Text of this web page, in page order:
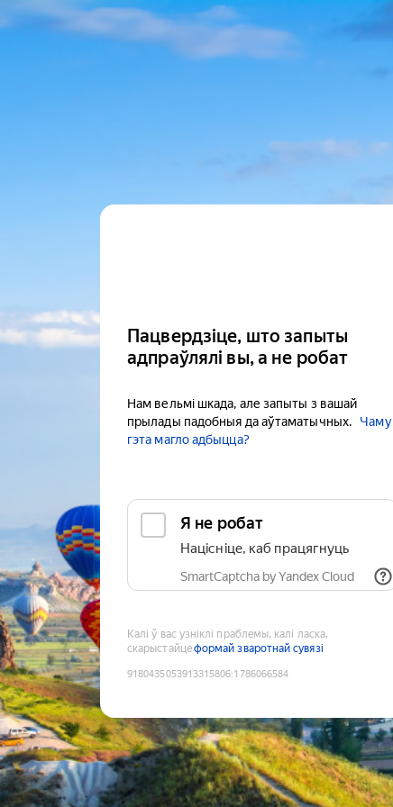
Пацвердзіце, што запыты
адпраўлялі вы, а не робат
Нам вельмі шкада, але запыты з вашай
прылады падобныя да аўтаматычных.
Чаму
гэта магло адбыцца?
Я не робат
Націсніце, каб працягнуць
SmartCaptcha by Yandex Cloud
Калі ў вас узніклі праблемы, калі ласка,
скарыстайцеформай зваротнай сувязі
9180435053913315806:1786066584